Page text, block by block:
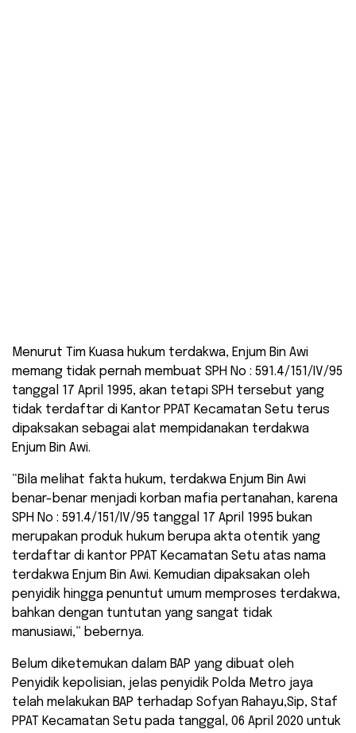
Menurut Tim Kuasa hukum terdakwa, Enjum Bin Awi
memang tidak pernah membuat SPH No : 591.4/151/IV/95
tanggal 17 April 1995, akan tetapi SPH tersebut yang
tidak terdaftar di Kantor PPAT Kecamatan Setu terus
dipaksakan sebagai alat mempidanakan terdakwa
Enjum Bin Awi.
“Bila melihat fakta hukum, terdakwa Enjum Bin Awi
benar-benar menjadi korban mafia pertanahan, karena
SPH No : 591.4/151/IV/95 tanggal 17 April 1995 bukan
merupakan produk hukum berupa akta otentik yang
terdaftar di kantor PPAT Kecamatan Setu atas nama
terdakwa Enjum Bin Awi. Kemudian dipaksakan oleh
penyidik hingga penuntut umum memproses terdakwa,
bahkan dengan tuntutan yang sangat tidak
manusiawi,” bebernya.
Belum diketemukan dalam BAP yang dibuat oleh
Penyidik kepolisian, jelas penyidik Polda Metro jaya
telah melakukan BAP terhadap Sofyan Rahayu,Sip, Staf
PPAT Kecamatan Setu pada tanggal, 06 April 2020 untuk